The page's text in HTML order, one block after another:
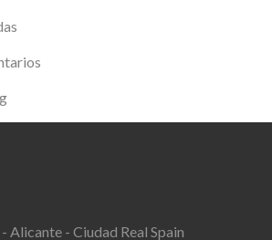
Alicante - Ciudad Real Spain